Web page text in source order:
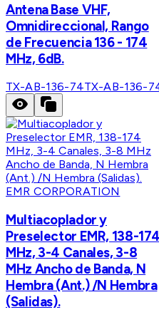
Antena Base VHF,
Omnidireccional, Rango
de Frecuencia 136 - 174
MHz, 6dB.
TX-AB-136-74TX-AB-136-
EMR CORPORATION
Multiacoplador y
Preselector EMR, 138-174
MHz, 3-4 Canales, 3-8
MHz Ancho de Banda, N
Hembra (Ant.) /N Hembra
(Salidas).